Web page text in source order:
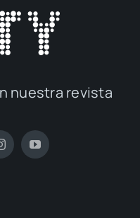
nues­tra revis­ta